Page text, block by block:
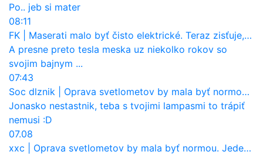
Po.. jeb si mater
08:11
FK
Maserati malo byť čisto elektrické. Teraz zisťuje, že potrebuje nový osemvalcový motor
A presne preto tesla meska uz niekolko rokov so
svojim bajnym ...
07:43
Soc dlznik
Oprava svetlometov by mala byť normou. Jeden nový dnes stojí priemerne 1251 eur!
Jonasko nestastnik, teba s tvojimi lampasmi to trápiť
nemusi :D
07.08
xxc
Oprava svetlometov by mala byť normou. Jeden nový dnes stojí priemerne 1251 eur!